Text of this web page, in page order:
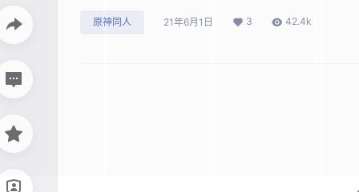
原神同人 21年6月1日 3 42.4k